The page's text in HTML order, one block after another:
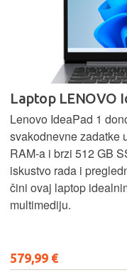
Laptop LENOVO
Lenovo IdeaPad 1
svakodnevne zadatke
RAM-a i brzi 512 GB
iskustvo rada i
čini ovaj laptop
multimediju.
579,99 €